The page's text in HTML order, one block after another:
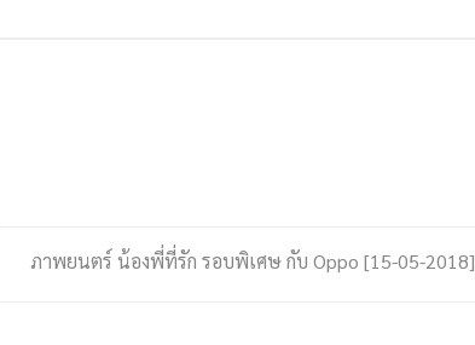
ภาพยนตร์ น้องพี่ที่รัก รอบพิเศษ กับ Oppo [15-05-2018]